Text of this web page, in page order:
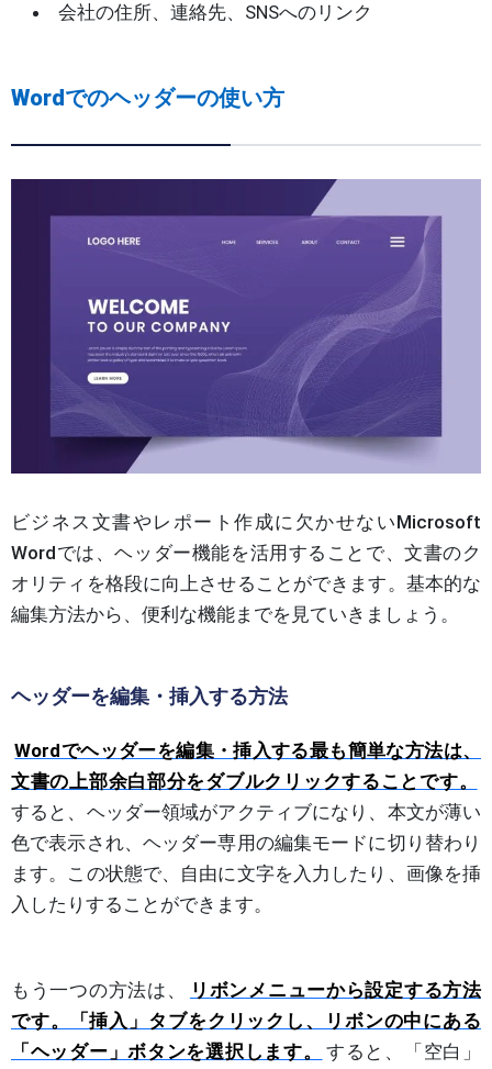
会社の住所、連絡先、SNSへのリンク
Wordでのヘッダーの使い方
ビジネス文書やレポート作成に欠かせないMicrosoft
Wordでは、ヘッダー機能を活用することで、文書のク
オリティを格段に向上させることができます。基本的な
編集方法から、便利な機能までを見ていきましょう。
ヘッダーを編集・挿入する方法
Wordでヘッダーを編集・挿入する最も簡単な方法は、
文書の上部余白部分をダブルクリックすることです。
すると、ヘッダー領域がアクティブになり、本文が薄い
色で表示され、ヘッダー専用の編集モードに切り替わり
ます。この状態で、自由に文字を入力したり、画像を挿
入したりすることができます。
もう一つの方法は、
リボンメニューから設定する方法
です。「挿入」タブをクリックし、リボンの中にある
「ヘッダー」ボタンを選択します。
すると、「空白」